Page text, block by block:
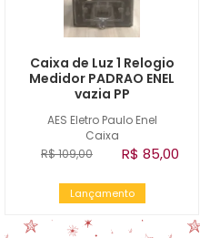
AES Eletro Paulo Enel
Caixa
Caixa de Luz 1 Relogio
Medidor PADRAO ENEL
vazia PP
R$ 109,00 R$ 85,00
Lançamento